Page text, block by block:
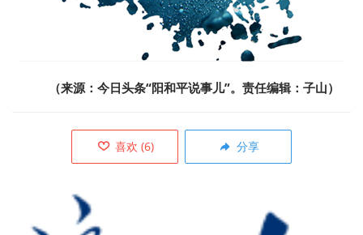
（来源： 今日头条“阳和平说事儿”。责任编辑：子山）
喜欢 (6) 分享